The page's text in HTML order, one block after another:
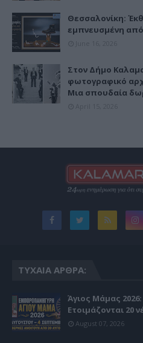
Θεσσαλονίκη:
εμπνευσμένη
Στον Δήμο
φωτογραφικό
Μια σπουδαία
ΤΥΧΑΊΑ ΆΡΘΡΑ:
Άγιος Μάμας
Ετοιμάζονται 20
August 07, 2026